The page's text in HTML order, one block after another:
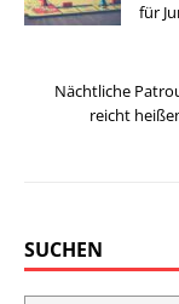
für
Nächtliche
reicht
SUCHEN